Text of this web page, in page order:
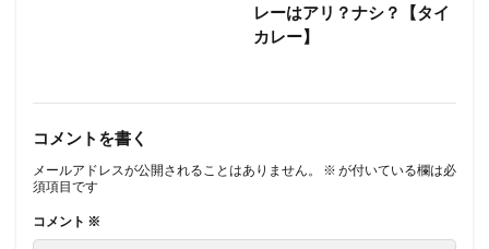
レーはアリ？ナシ？【タイ
カレー】
コメントを書く
メールアドレスが公開されることはありません。 ※ が付いている欄は必
須項目です
コメント ※